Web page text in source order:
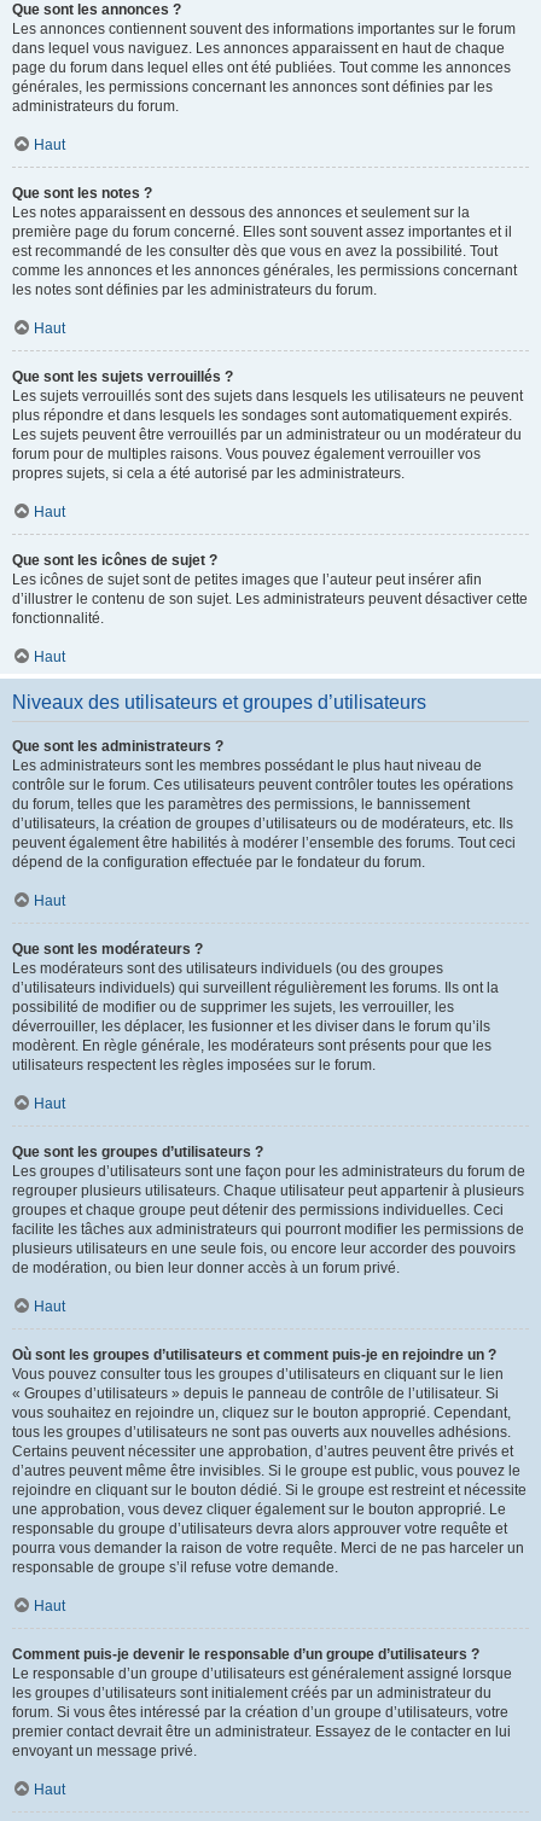
Que sont les annonces ?
Les annonces contiennent souvent des informations importantes sur le forum
dans lequel vous naviguez. Les annonces apparaissent en haut de chaque
page du forum dans lequel elles ont été publiées. Tout comme les annonces
générales, les permissions concernant les annonces sont définies par les
administrateurs du forum.
Haut
Que sont les notes ?
Les notes apparaissent en dessous des annonces et seulement sur la
première page du forum concerné. Elles sont souvent assez importantes et il
est recommandé de les consulter dès que vous en avez la possibilité. Tout
comme les annonces et les annonces générales, les permissions concernant
les notes sont définies par les administrateurs du forum.
Haut
Que sont les sujets verrouillés ?
Les sujets verrouillés sont des sujets dans lesquels les utilisateurs ne peuvent
plus répondre et dans lesquels les sondages sont automatiquement expirés.
Les sujets peuvent être verrouillés par un administrateur ou un modérateur du
forum pour de multiples raisons. Vous pouvez également verrouiller vos
propres sujets, si cela a été autorisé par les administrateurs.
Haut
Que sont les icônes de sujet ?
Les icônes de sujet sont de petites images que l’auteur peut insérer afin
d’illustrer le contenu de son sujet. Les administrateurs peuvent désactiver cette
fonctionnalité.
Haut
Niveaux des utilisateurs et groupes d’utilisateurs
Que sont les administrateurs ?
Les administrateurs sont les membres possédant le plus haut niveau de
contrôle sur le forum. Ces utilisateurs peuvent contrôler toutes les opérations
du forum, telles que les paramètres des permissions, le bannissement
d’utilisateurs, la création de groupes d’utilisateurs ou de modérateurs, etc. Ils
peuvent également être habilités à modérer l’ensemble des forums. Tout ceci
dépend de la configuration effectuée par le fondateur du forum.
Haut
Que sont les modérateurs ?
Les modérateurs sont des utilisateurs individuels (ou des groupes
d’utilisateurs individuels) qui surveillent régulièrement les forums. Ils ont la
possibilité de modifier ou de supprimer les sujets, les verrouiller, les
déverrouiller, les déplacer, les fusionner et les diviser dans le forum qu’ils
modèrent. En règle générale, les modérateurs sont présents pour que les
utilisateurs respectent les règles imposées sur le forum.
Haut
Que sont les groupes d’utilisateurs ?
Les groupes d’utilisateurs sont une façon pour les administrateurs du forum de
regrouper plusieurs utilisateurs. Chaque utilisateur peut appartenir à plusieurs
groupes et chaque groupe peut détenir des permissions individuelles. Ceci
facilite les tâches aux administrateurs qui pourront modifier les permissions de
plusieurs utilisateurs en une seule fois, ou encore leur accorder des pouvoirs
de modération, ou bien leur donner accès à un forum privé.
Haut
Où sont les groupes d’utilisateurs et comment puis-je en rejoindre un ?
Vous pouvez consulter tous les groupes d’utilisateurs en cliquant sur le lien
« Groupes d’utilisateurs » depuis le panneau de contrôle de l’utilisateur. Si
vous souhaitez en rejoindre un, cliquez sur le bouton approprié. Cependant,
tous les groupes d’utilisateurs ne sont pas ouverts aux nouvelles adhésions.
Certains peuvent nécessiter une approbation, d’autres peuvent être privés et
d’autres peuvent même être invisibles. Si le groupe est public, vous pouvez le
rejoindre en cliquant sur le bouton dédié. Si le groupe est restreint et nécessite
une approbation, vous devez cliquer également sur le bouton approprié. Le
responsable du groupe d’utilisateurs devra alors approuver votre requête et
pourra vous demander la raison de votre requête. Merci de ne pas harceler un
responsable de groupe s’il refuse votre demande.
Haut
Comment puis-je devenir le responsable d’un groupe d’utilisateurs ?
Le responsable d’un groupe d’utilisateurs est généralement assigné lorsque
les groupes d’utilisateurs sont initialement créés par un administrateur du
forum. Si vous êtes intéressé par la création d’un groupe d’utilisateurs, votre
premier contact devrait être un administrateur. Essayez de le contacter en lui
envoyant un message privé.
Haut